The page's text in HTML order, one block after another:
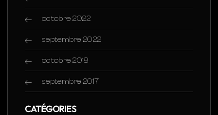
octobre 2022
septembre 2022
octobre 2018
septembre 2017
CATÉGORIES